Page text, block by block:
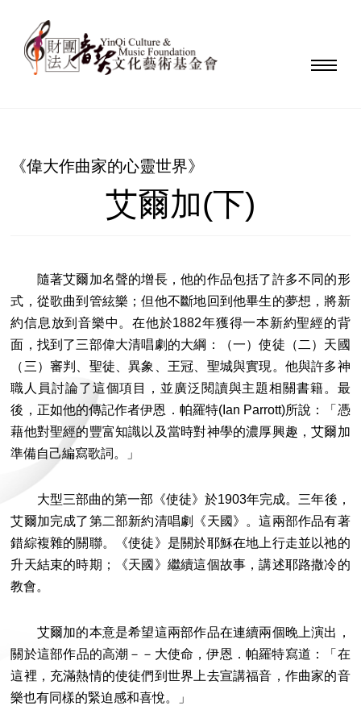
《偉大作曲家的心靈世界》
艾爾加(下)
隨著艾爾加名聲的增長，他的作品包括了許多不同的形
式，從歌曲到管絃樂；但他不斷地回到他畢生的夢想，將新
約信息放到音樂中。在他於1882年獲得一本新約聖經的背
面，找到了三部偉大清唱劇的大綱：（一）使徒（二）天國
（三）審判、聖徒、異象、王冠、聖城與實現。他與許多神
職人員討論了這個項目，並廣泛閱讀與主題相關書籍。最
後，正如他的傳記作者伊恩．帕羅特(Ian Parrott)所說：「憑
藉他對聖經的豐富知識以及當時對神學的濃厚興趣，艾爾加
準備自己編寫歌詞。」
大型三部曲的第一部《使徒》於1903年完成。三年後，
艾爾加完成了第二部新約清唱劇《天國》。這兩部作品有著
錯綜複雜的關聯。《使徒》是關於耶穌在地上行走並以祂的
升天結束的時期；《天國》繼續這個故事，講述耶路撒冷的
教會。
艾爾加的本意是希望這兩部作品在連續兩個晚上演出，
關於這部作品的高潮－－大使命，伊恩．帕羅特寫道：「在
這裡，充滿熱情的使徒們到世界上去宣講福音，作曲家的音
樂也有同樣的緊迫感和喜悅。」